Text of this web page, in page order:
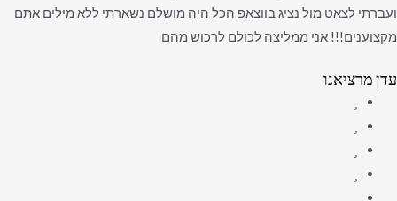
ועברתי לצאט מול נציג בווצאפ הכל היה מושלם נשארתי ללא מילים אתם
מקצוענים!!! אני ממליצה לכולם לרכוש מהם
עדן מרציאנו